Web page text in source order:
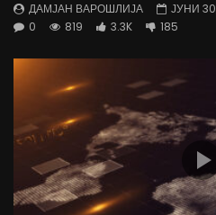
ДАМЈАН ВАРОШЛИЈА
ЈУНИ
0
819 3.3K 185